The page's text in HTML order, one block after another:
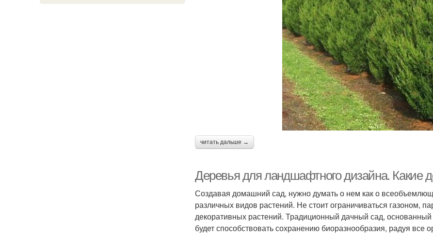
читать дальше →
Деревья для ландшафтного дизайна. Какие
Создавая домашний сад, нужно думать о нем как о
различных видов растений. Не стоит ограничиваться газоном,
декоративных растений. Традиционный дачный сад,
будет способствовать сохранению биоразнообразия, радуя все